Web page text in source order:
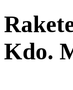
Kdo.